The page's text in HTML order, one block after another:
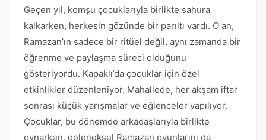
Geçen yıl, komşu çocuklarıyla birlikte sahura
kalkarken, herkesin gözünde bir parıltı vardı. O an,
Ramazan’ın sadece bir ritüel değil, aynı zamanda bir
öğrenme ve paylaşma süreci olduğunu
gösteriyordu. Kapaklı’da çocuklar için özel
etkinlikler düzenleniyor. Mahallede, her akşam iftar
sonrası küçük yarışmalar ve eğlenceler yapılıyor.
Çocuklar, bu dönemde arkadaşlarıyla birlikte
oynarken, geleneksel Ramazan oyunlarını da